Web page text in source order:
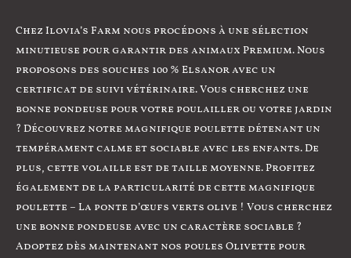
Chez Ilovia’s Farm nous procédons à une sélection
minutieuse pour garantir des animaux Premium. Nous
proposons des souches 100 % Elsanor avec un
certificat de suivi vétérinaire. Vous cherchez une
bonne pondeuse pour votre poulailler ou votre jardin
? Découvrez notre magnifique poulette détenant un
tempérament calme et sociable avec les enfants. De
plus, cette volaille est de taille moyenne. Profitez
également de la particularité de cette magnifique
poulette – La ponte d’œufs verts olive ! Vous cherchez
une bonne pondeuse avec un caractère sociable ?
Adoptez dès maintenant nos poules Olivette pour